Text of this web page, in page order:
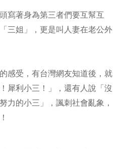
寫著身為第三者們要互幫互
三姐」，更是叫人妻在老公外
感受，有台灣網友知道後，就
犀利小三！」，還有人說「沒
力的小三」，諷刺社會亂象，